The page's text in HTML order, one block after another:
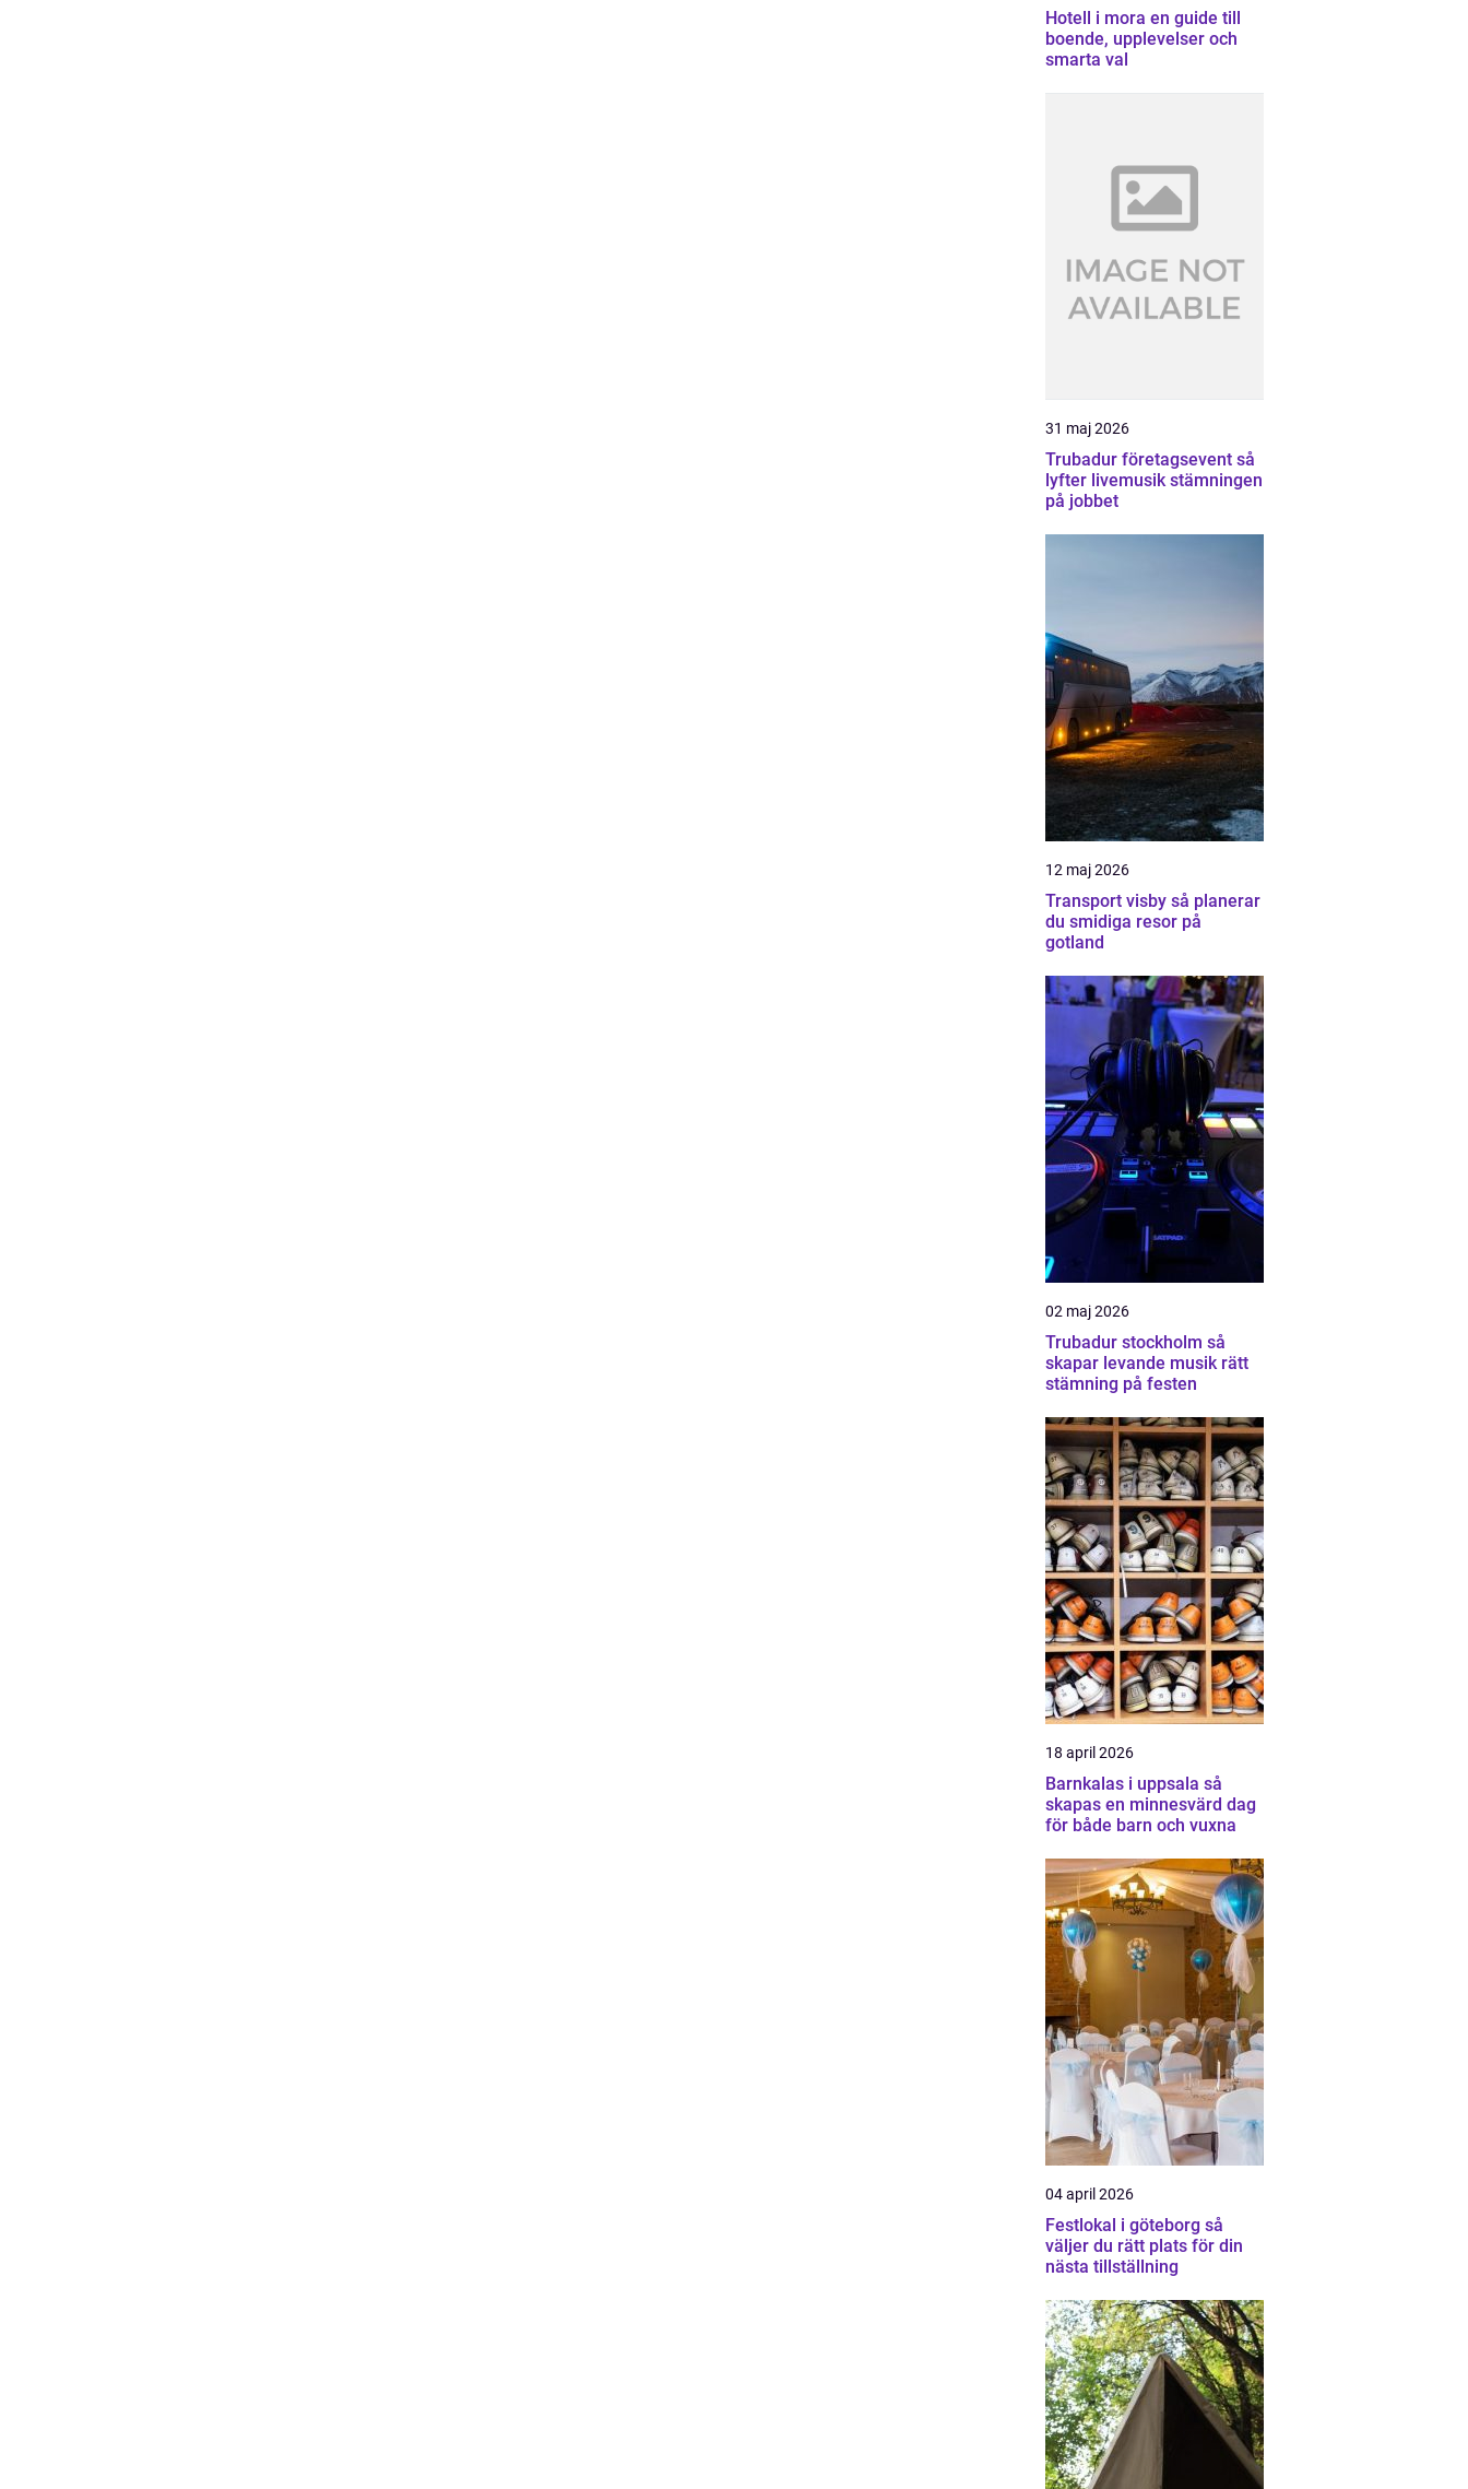
Hotell i mora en guide till
boende, upplevelser och
smarta val
31 maj 2026
Trubadur företagsevent så
lyfter livemusik stämningen
på jobbet
12 maj 2026
Transport visby så planerar
du smidiga resor på
gotland
02 maj 2026
Trubadur stockholm så
skapar levande musik rätt
stämning på festen
18 april 2026
Barnkalas i uppsala så
skapas en minnesvärd dag
för både barn och vuxna
04 april 2026
Festlokal i göteborg så
väljer du rätt plats för din
nästa tillställning